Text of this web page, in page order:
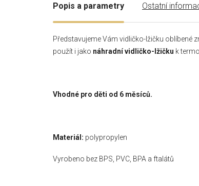
Popis a parametry Ostatní
Představujeme Vám vidličko-lžičku oblíbené
použít i jako náhradní vidličko-lžičku k
Vhodné pro děti od 6 měsíců.
Materiál: polypropylen
Vyrobeno bez BPS, PVC, BPA a ftalátů